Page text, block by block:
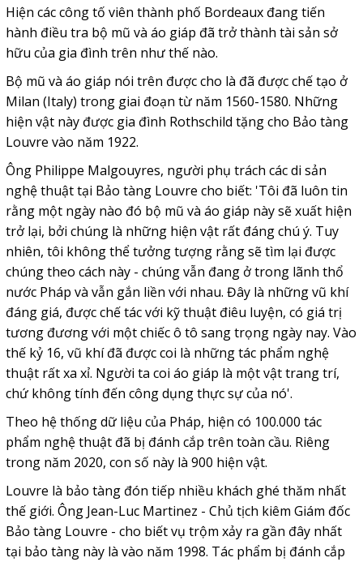
Hiện các công tố viên thành phố Bordeaux đang tiến
hành điều tra bộ mũ và áo giáp đã trở thành tài sản sở
hữu của gia đình trên như thế nào.
Bộ mũ và áo giáp nói trên được cho là đã được chế tạo ở
Milan (Italy) trong giai đoạn từ năm 1560-1580. Những
hiện vật này được gia đình Rothschild tặng cho Bảo tàng
Louvre vào năm 1922.
Ông Philippe Malgouyres, người phụ trách các di sản
nghệ thuật tại Bảo tàng Louvre cho biết: 'Tôi đã luôn tin
rằng một ngày nào đó bộ mũ và áo giáp này sẽ xuất hiện
trở lại, bởi chúng là những hiện vật rất đáng chú ý. Tuy
nhiên, tôi không thể tưởng tượng rằng sẽ tìm lại được
chúng theo cách này - chúng vẫn đang ở trong lãnh thổ
nước Pháp và vẫn gắn liền với nhau. Đây là những vũ khí
đáng giá, được chế tác với kỹ thuật điêu luyện, có giá trị
tương đương với một chiếc ô tô sang trọng ngày nay. Vào
thế kỷ 16, vũ khí đã được coi là những tác phẩm nghệ
thuật rất xa xỉ. Người ta coi áo giáp là một vật trang trí,
chứ không tính đến công dụng thực sự của nó'.
Theo hệ thống dữ liệu của Pháp, hiện có 100.000 tác
phẩm nghệ thuật đã bị đánh cắp trên toàn cầu. Riêng
trong năm 2020, con số này là 900 hiện vật.
Louvre là bảo tàng đón tiếp nhiều khách ghé thăm nhất
thế giới. Ông Jean-Luc Martinez - Chủ tịch kiêm Giám đốc
Bảo tàng Louvre - cho biết vụ trộm xảy ra gần đây nhất
tại bảo tàng này là vào năm 1998. Tác phẩm bị đánh cắp